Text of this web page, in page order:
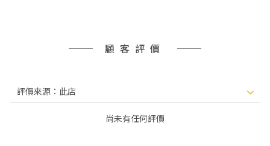
顧客評價
尚未有任何評價